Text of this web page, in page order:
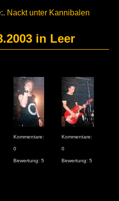
:. Nackt unter Kannibalen
in Leer
Kommentare:
0
Bewertung: 5
Kommentare:
0
Bewertung: 5